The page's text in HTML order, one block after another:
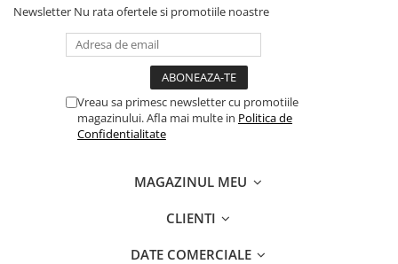
Newsletter Nu rata ofertele si promotiile noastre
Vreau sa primesc newsletter cu promotiile
magazinului. Afla mai multe in Politica de
Confidentialitate
MAGAZINUL MEU
CLIENTI
DATE COMERCIALE